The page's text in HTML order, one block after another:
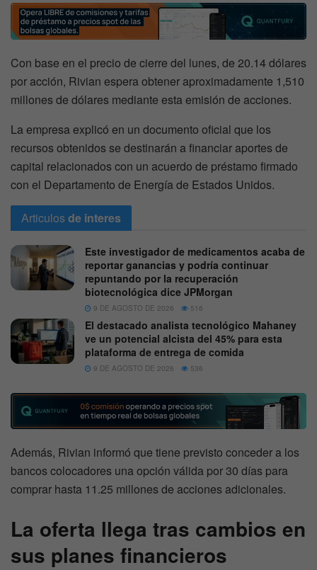
Con base en el precio de cierre del lunes, de 20.14 dólares
por acción, Rivian espera obtener aproximadamente 1,510
millones de dólares mediante esta emisión de acciones.
La empresa explicó en un documento oficial que los
recursos obtenidos se destinarán a financiar aportes de
capital relacionados con un acuerdo de préstamo firmado
con el Departamento de Energía de Estados Unidos.
Articulosde interes
Este investigador de medicamentos acaba de
reportar ganancias y podría continuar
repuntando por la recuperación
biotecnológica dice JPMorgan
9 DE AGOSTO DE 2026 516
El destacado analista tecnológico Mahaney
ve un potencial alcista del 45% para esta
plataforma de entrega de comida
9 DE AGOSTO DE 2026 536
Además, Rivian informó que tiene previsto conceder a los
bancos colocadores una opción válida por 30 días para
comprar hasta 11.25 millones de acciones adicionales.
La oferta llega tras cambios en
sus planes financieros